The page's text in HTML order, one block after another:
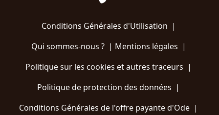
Conditions Générales d'Utilisation |
Qui sommes-nous ?| Mentions légales |
Politique sur les cookies et autres traceurs |
Politique de protection des données |
Conditions Générales de l'offre payante d'Ode |